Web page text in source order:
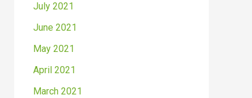
July 2021
June 2021
May 2021
April 2021
March 2021